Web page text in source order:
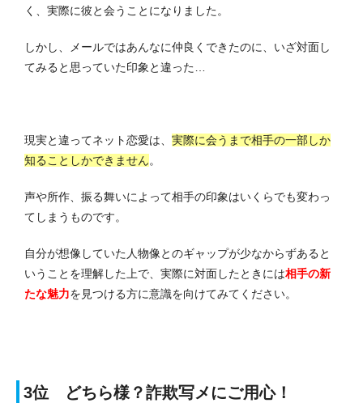
く、実際に彼と会うことになりました。
しかし、メールではあんなに仲良くできたのに、いざ対面し
てみると思っていた印象と違った…
現実と違ってネット恋愛は、 実際に会うまで相手の一部しか
知ることしかできません。
声や所作、振る舞いによって相手の印象はいくらでも変わっ
てしまうものです。
自分が想像していた人物像とのギャップが少なからずあると
いうことを理解した上で、実際に対面したときには相手の新
たな魅力を見つける方に意識を向けてみてください。
3位 どちら様？詐欺写メにご用心！